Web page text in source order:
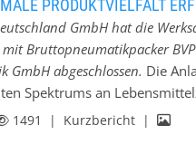
die exakt auf Produkt,
Lösungen
sondern schaffen auch
und Ladungssicherung
PRODUKTVIELFALT
GmbH hat die
Bruttopneumatikpacker
GmbH abgeschlossen. Die
Spektrums an
bis hin zu
1491 | Kurzbericht |